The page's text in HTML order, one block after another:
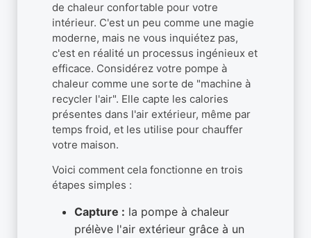
de chaleur confortable pour votre
intérieur. C'est un peu comme une magie
moderne, mais ne vous inquiétez pas,
c'est en réalité un processus ingénieux et
efficace. Considérez votre pompe à
chaleur comme une sorte de "machine à
recycler l'air". Elle capte les calories
présentes dans l'air extérieur, même par
temps froid, et les utilise pour chauffer
votre maison.
Voici comment cela fonctionne en trois
étapes simples :
Capture : la pompe à chaleur
prélève l'air extérieur grâce à un